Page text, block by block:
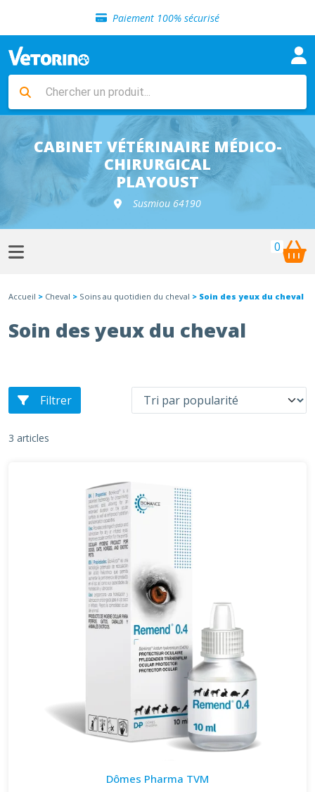
Paiement 100% sécurisé
Livraison gratuite en clinique vétérinaire
Sélection de croquettes vétérinaire
Livraison gratuite en clinique vétérinaire
Retour gratuit en clinique
Sélection de croquettes vétérinaire
CABINET VÉTÉRINAIRE MÉDICO-
CHIRURGICAL
PLAYOUST
Susmiou 64190
0
Accueil > Cheval > Soins au quotidien du cheval > Soin des yeux du cheval
Soin des yeux du cheval
Filtrer
3 articles
Dômes Pharma TVM